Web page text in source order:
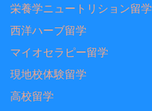
栄養学ニュートリション留学
西洋ハーブ留学
マイオセラピー留学
現地校体験留学
高校留学